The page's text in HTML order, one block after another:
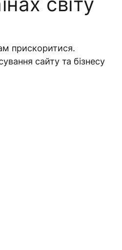
прискоритися.
сайту та бізнесу